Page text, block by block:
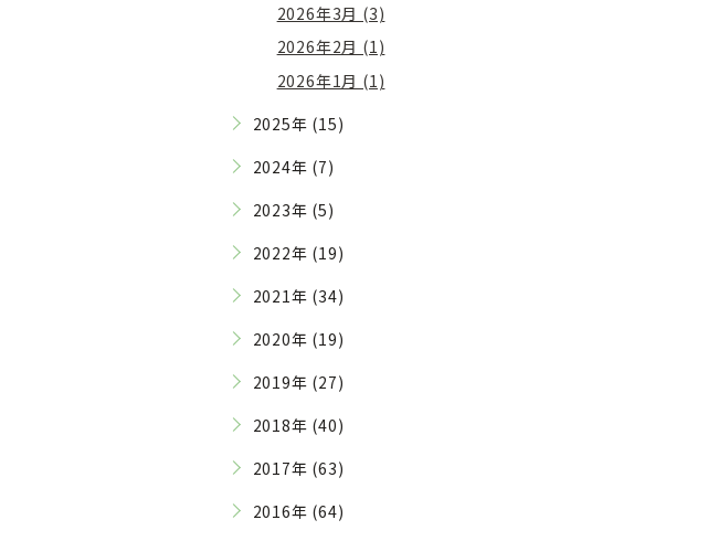
2026年3月 (3)
2026年2月 (1)
2026年1月 (1)
2025年 (15)
2024年 (7)
2023年 (5)
2022年 (19)
2021年 (34)
2020年 (19)
2019年 (27)
2018年 (40)
2017年 (63)
2016年 (64)